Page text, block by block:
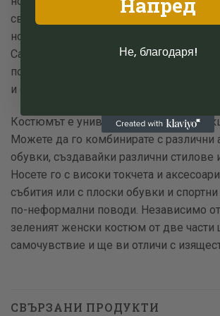
свободата на движение, като
носителката да се чувства комфортно
Сакото е изработено с внимание към
подчертава женските извивки,
и стилна визия.
Костюмът е универсален и
Можете да го комбинирате с различни
обувки, създавайки различни стилове
Носете го с високи токчета и
събития или с плоски обувки и спортни
по-неформални поводи. Независимо
зеленият женски костюм от две
самочувствие и ще ви отличи с
СВЪРЗАНИ ПРОДУКТИ
Не, благодаря!